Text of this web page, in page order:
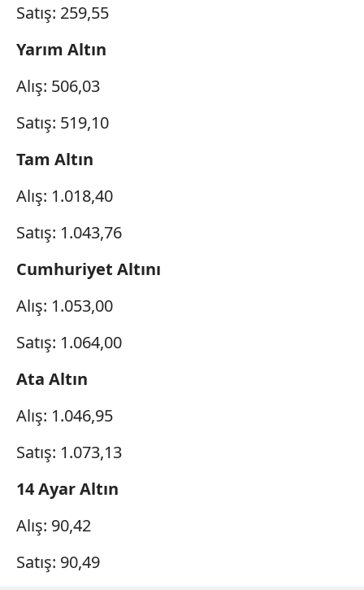
Satış: 259,55
Yarım Altın
Alış: 506,03
Satış: 519,10
Tam Altın
Alış: 1.018,40
Satış: 1.043,76
Cumhuriyet Altını
Alış: 1.053,00
Satış: 1.064,00
Ata Altın
Alış: 1.046,95
Satış: 1.073,13
14 Ayar Altın
Alış: 90,42
Satış: 90,49